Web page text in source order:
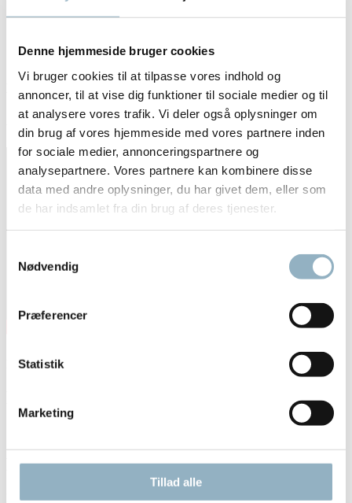
Denne hjemmeside bruger cookies
Vi bruger cookies til at tilpasse vores indhold og
annoncer, til at vise dig funktioner til sociale medier og til
at analysere vores trafik. Vi deler også oplysninger om
din brug af vores hjemmeside med vores partnere inden
for sociale medier, annonceringspartnere og
analysepartnere. Vores partnere kan kombinere disse
data med andre oplysninger, du har givet dem, eller som
de har indsamlet fra din brug af deres tjenester.
Nødvendig
Præferencer
Statistik
Marketing
Tillad alle
Dansk Standard kølemidler –
Axeb har udviklet en serie løseark med oplysninger om brug og
vedligeholdelse af frysere, seVærd at vide
Axeb har uddannet køletekniker tilservice og eftersyn
Mere om fryser i Blog
Produkt information
Brand:HeraeusThermo Scientific